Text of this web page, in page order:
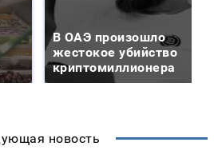
В ОАЭ произошло
жестокое убийство
криптомиллионера
новость